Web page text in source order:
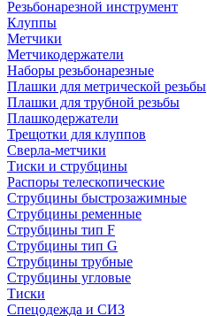
Резьбонарезной инструмент
Клуппы
Метчики
Метчикодержатели
Наборы резьбонарезные
Плашки для метрической резьбы
Плашки для трубной резьбы
Плашкодержатели
Трещотки для клуппов
Сверла-метчики
Тиски и струбцины
Распоры телескопические
Струбцины быстрозажимные
Струбцины ременные
Струбцины тип F
Струбцины тип G
Струбцины трубные
Струбцины угловые
Тиски
Спецодежда и СИЗ